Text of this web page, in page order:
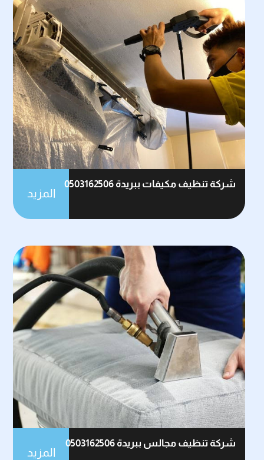
شركة تنظيف مكيفات ببريدة 0503162506
المزيد
شركة تنظيف مجالس ببريدة 0503162506
المزيد